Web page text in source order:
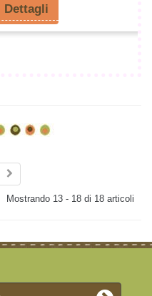
Dettagli
Mostrando 13 - 18 di 18 articoli